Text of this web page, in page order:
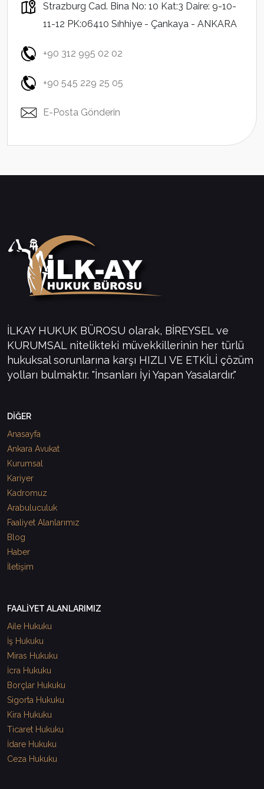
Strazburg Cad. Bina No: 10 Kat:3 Daire: 9-10-
11-12 PK:06410 Sıhhiye - Çankaya - ANKARA
+90 312 995 02 02
+90 545 229 25 05
E-Posta Gönderin
İLKAY HUKUK BÜROSU olarak, BİREYSEL ve
KURUMSAL nitelikteki müvekkillerinin her türlü
hukuksal sorunlarına karşı HIZLI VE ETKİLİ çözüm
yolları bulmaktır. "İnsanları İyi Yapan Yasalardır."
DİĞER
Anasayfa
Ankara Avukat
Kurumsal
Kariyer
Kadromuz
Arabuluculuk
Faaliyet Alanlarımız
Blog
Haber
İletişim
FAALİYET ALANLARIMIZ
Aile Hukuku
İş Hukuku
Miras Hukuku
İcra Hukuku
Borçlar Hukuku
Sigorta Hukuku
Kira Hukuku
Ticaret Hukuku
İdare Hukuku
Ceza Hukuku